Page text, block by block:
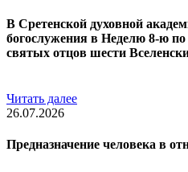
В Сретенской духовной
богослужения в Неделю 8-ю
святых отцов шести
Читать далее
26.07.2026
Предназначение человека в